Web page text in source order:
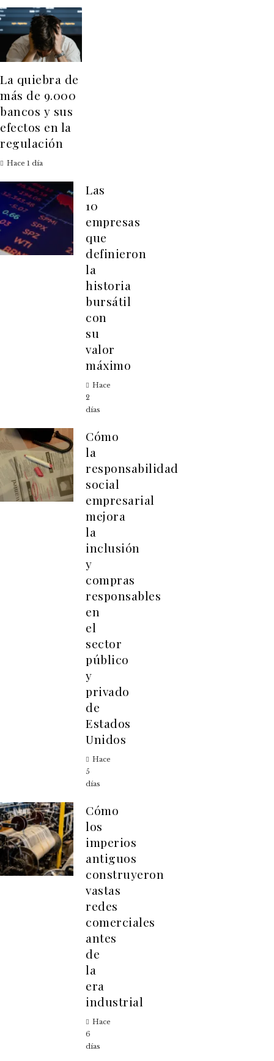
La quiebra de
más de 9.000
bancos y sus
efectos en la
regulación
Hace 1 día
Las
10
empresas
que
definieron
la
historia
bursátil
con
su
valor
máximo
Hace
2
días
Cómo
la
responsabilidad
social
empresarial
mejora
la
inclusión
y
compras
responsables
en
el
sector
público
y
privado
de
Estados
Unidos
Hace
5
días
Cómo
los
imperios
antiguos
construyeron
vastas
redes
comerciales
antes
de
la
era
industrial
Hace
6
días